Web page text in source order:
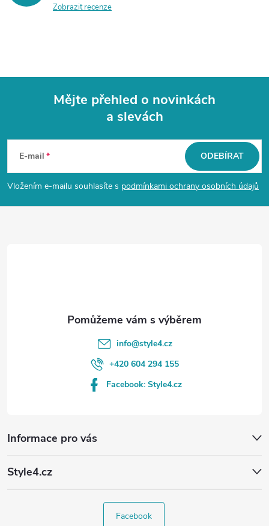
Zobrazit recenze
p
Mějte přehled o novinkách
a slevách
E-mail
Vložením e-mailu souhlasíte s podmínkami ochrany osobních údajů
ODEBÍRAT
Informace pro vás
Style4.cz
info@style4.cz
+420 604 294 155
Facebook: Style4.cz
Facebook